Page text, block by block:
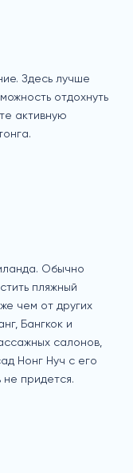
Здесь лучше
отдохнуть
активную
Обычно
пляжный
чем от других
Бангкок и
салонов,
Нонг Нуч с его
придется.